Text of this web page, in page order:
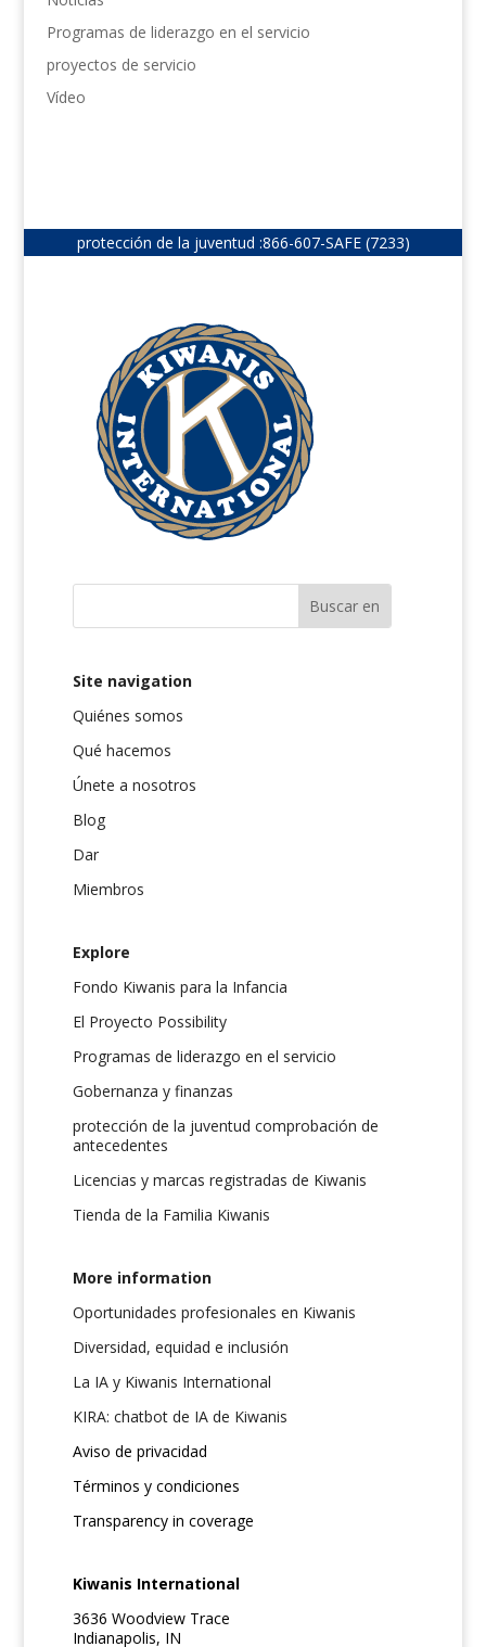
Programas de liderazgo en el servicio
proyectos de servicio
Vídeo
protección de la juventud :866-607-SAFE (7233)
Site navigation
Quiénes somos
Qué hacemos
Únete a nosotros
Blog
Dar
Miembros
Explore
Fondo Kiwanis para la Infancia
El Proyecto Possibility
Programas de liderazgo en el servicio
Gobernanza y finanzas
protección de la juventud comprobación de
antecedentes
Licencias y marcas registradas de Kiwanis
Tienda de la Familia Kiwanis
More information
Oportunidades profesionales en Kiwanis
Diversidad, equidad e inclusión
La IA y Kiwanis International
KIRA: chatbot de IA de Kiwanis
Aviso de privacidad
Términos y condiciones
Transparency in coverage
Kiwanis International
3636 Woodview Trace
Indianapolis, IN